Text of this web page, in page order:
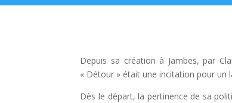
Depuis sa création à Jambes, par
« Détour » était une incitation pour un
Dès le départ, la pertinence de sa